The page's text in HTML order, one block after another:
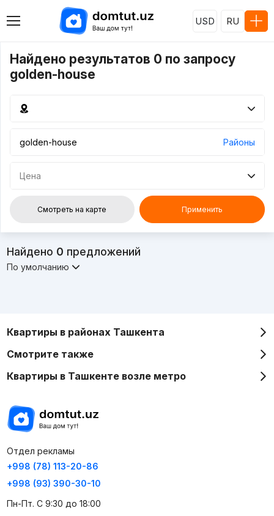
USD RU
Найдено результатов 0 по запросу
golden-house
Районы
Цена
Смотреть на карте Применить
Найдено 0 предложений
По умолчанию
Квартиры в районах Ташкента
Смотрите также
Квартиры в Ташкенте возле метро
Отдел рекламы
+998 (78) 113-20-86
+998 (93) 390-30-10
Пн-Пт. С 9:30 до 18:00